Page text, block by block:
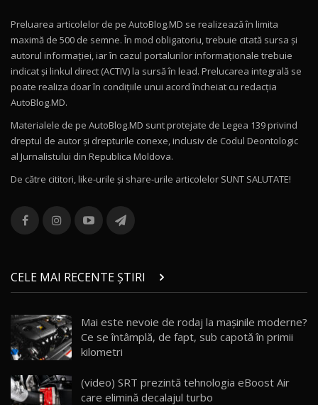
Mercedes-AMG E 53 HYBRID 4MATIC+ / Test
Drive AutoBlog.MD
16:27
11
Noul Volvo ES90 / Test Drive AutoBlog.MD
12
Noul MG HS / Test Drive AutoBlog.MD
16:48
13
combină aventura cu luxul / AutoBlog.MD
36:08
chinez care face lumea să se întoarcă după el
/ AutoBlog.MD
17:27
15 14:37
16
AutoBlogMD
13:10
Preluarea articolelor de pe AutoBlog.MD se realizează în limita
maximă de 500 de semne. În mod obligatoriu, trebuie citată sursa și
autorul informației, iar în cazul portalurilor informaționale trebuie
indicat și linkul direct (ACTIV) la sursă în lead. Prelucarea integrală se
poate realiza doar în condițiile unui acord încheiat cu redacţia
AutoBlog.MD.
Materialele de pe AutoBlog.MD sunt protejate de Legea 139 privind
dreptul de autor și drepturile conexe, inclusiv de Codul Deontologic
al Jurnalistului din Republica Moldova.
De către cititori, like-urile şi share-urile articolelor SUNT SALUTATE!
CELE MAI RECENTE ȘTIRI
Mai este nevoie de rodaj la mașinile moderne?
Ce se întâmplă, de fapt, sub capotă în primii
kilometri
(video) SRT prezintă tehnologia eBoost Air
care elimină decalajul turbo